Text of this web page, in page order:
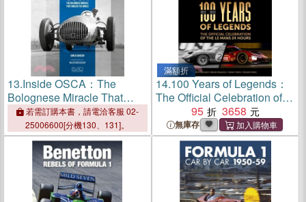
13.Inside OSCA：The
Bolognese Miracle That
Amazed the World
若需訂購本書，請電洽客服 02-
25006600[分機130、131]。
滿額折
14.100 Years of Legends：
The Official Celebration of
the Le Mans 24 Hours
95 3658
無庫存